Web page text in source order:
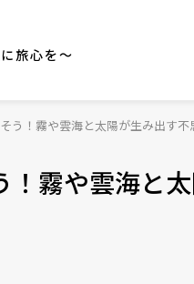
旅心を～
う！霧や雲海と太陽が生み出す不
霧や雲海と